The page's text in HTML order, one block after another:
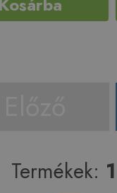
Termékek: